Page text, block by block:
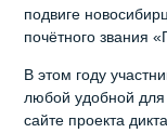
подвиге
почётного звания
В этом году
любой удобной
сайте проекта